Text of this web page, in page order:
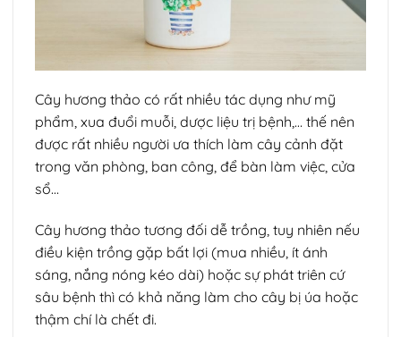
Cây hương thảo có rất nhiều tác dụng như mỹ
phẩm, xua đuổi muỗi, dược liệu trị bệnh,… thế nên
được rất nhiều người ưa thích làm cây cảnh đặt
trong văn phòng, ban công, để bàn làm việc, cửa
sổ…
Cây hương thảo tương đối dễ trồng, tuy nhiên nếu
điều kiện trồng gặp bất lợi (mua nhiều, ít ánh
sáng, nắng nóng kéo dài) hoặc sự phát triên cứ
sâu bệnh thì có khả năng làm cho cây bị úa hoặc
thậm chí là chết đi.